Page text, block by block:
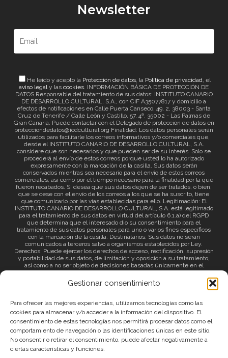
Gestionar consentimiento
Para ofrecer las mejores experiencias, utilizamos tecnologías como las
cookies para almacenar y/o acceder a la información del dispositivo. El
consentimiento de estas tecnologías nos permitirá procesar datos como el
comportamiento de navegación o las identificaciones únicas en este sitio.
No consentir o retirar el consentimiento, puede afectar negativamente a
ciertas características y funciones.
Newsletter
He leído y acepto la Protección de datos, la Política de privacidad, el
aviso legaly lascookies. INFORMACIÓN BÁSICA DE PROTECCIÓN DE
DATOS Responsable del tratamiento de sus datos: INSTITUTO CANARIO
DE DESARROLLO CULTURAL, S.A., con CIF A35077817 y domicilio a
efectos de notificaciones en Calle Puerta Canseco, 49, 2, 38003 - Santa
Cruz de Tenerife / Calle León y Castillo, 57, 4ª. 35002 - Las Palmas de
Gran Canaria. Puede contactar con el Delegado de protección de datos en
protecciondedatos@icdcultural.org Finalidad: Los datos personales serán
utilizados para facilitarle los correos informativos y/o comerciales que,
desde el INSTITUTO CANARIO DE DESARROLLO CULTURAL, S.A.
considere que son necesarios y que pueden ser de su interés. Solo se
procederá al envío de estos correos porque usted lo ha autorizado
expresamente con la marcación de la casilla. Sus datos serán
conservados mientras sea necesario para el envío de estos correos
comerciales, así como por el tiempo necesario para la finalidad por la que
fueron recabados. Si desea que sus datos dejen de ser tratados, o bien,
que se cese con el envío de los correos a los que se ha suscrito, tiene
que comunicarlo por las vías establecidas para ello. Legitimación: El
INSTITUTO CANARIO DE DESARROLLO CULTURAL, S.A. está legitimado
para el tratamiento de sus datos en virtud del artículo 6.1.a) del RGPD
que determina que el interesado dio su consentimiento para el
tratamiento de sus datos personales para uno o varios fines específicos
con la marcación de la casilla. Destinatarios: Sus datos no serán
comunicados a terceros salvo a organismos establecidos por Ley.
Derechos: Puede ejercer los derechos de acceso, rectificación, supresión
y portabilidad de sus datos, de limitación y oposición a su tratamiento,
así como a no ser objeto de decisiones basadas únicamente en el
tratamiento automatizado de sus datos y revocar el consentimiento
prestado. Información adicional: Puede consultar la información adicional
a través del siguienteenlace.